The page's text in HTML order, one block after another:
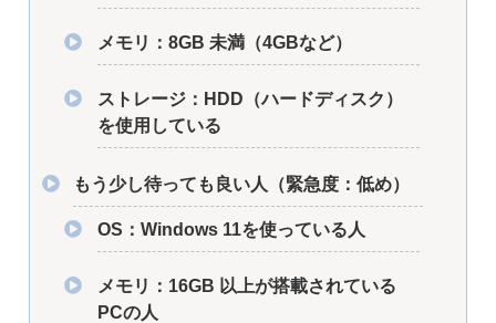
メモリ：8GB 未満（4GBなど）
ストレージ：HDD（ハードディスク）
を使用している
もう少し待っても良い人（緊急度：低め）
OS：Windows 11を使っている人
メモリ：16GB 以上が搭載されている
PCの人